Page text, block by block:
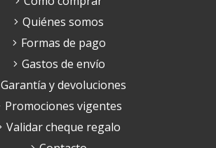
Quiénes somos
Formas de pago
Gastos de envío
Garantía y devoluciones
Promociones vigentes
Validar cheque regalo